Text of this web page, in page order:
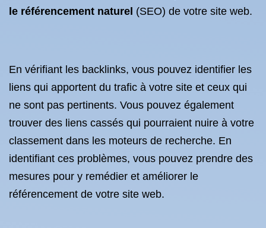
le référencement naturel (SEO) de votre site web.
En vérifiant les backlinks, vous pouvez identifier les
liens qui apportent du trafic à votre site et ceux qui
ne sont pas pertinents. Vous pouvez également
trouver des liens cassés qui pourraient nuire à votre
classement dans les moteurs de recherche. En
identifiant ces problèmes, vous pouvez prendre des
mesures pour y remédier et améliorer le
référencement de votre site web.